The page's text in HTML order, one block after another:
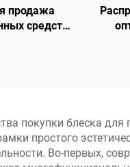
продажа
средств
покупки блеска для
простого
Во-первых,